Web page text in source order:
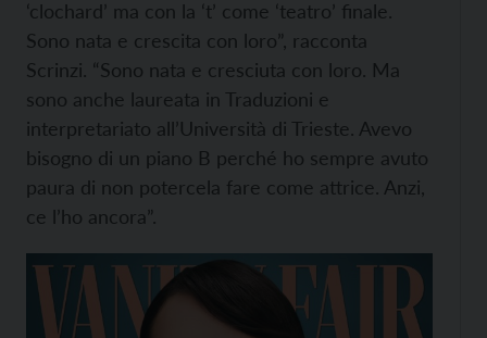
‘clochard’ ma con la ‘t’ come ‘teatro’ finale.
Sono nata e crescita con loro”, racconta
Scrinzi. “Sono nata e cresciuta con loro. Ma
sono anche laureata in Traduzioni e
interpretariato all’Università di Trieste. Avevo
bisogno di un piano B perché ho sempre avuto
paura di non potercela fare come attrice. Anzi,
ce l’ho ancora”.